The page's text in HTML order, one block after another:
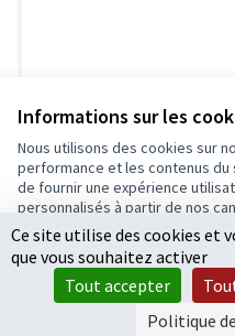
Informations sur les
Nous utilisons des cookies sur
performance et les contenus
de fournir une expérience
personnalisés à partir de nos
Tout
Accepter
Voter
🏕 SE REPOSER À
Vivre Ensemble
Ce site utilise des cookies et
que vous souhaitez activer
Tout accepter
Politique